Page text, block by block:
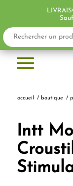
accueil / boutique /
Intt